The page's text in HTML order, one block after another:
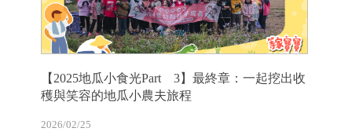
【2025地瓜小食光Part 3】最終章：一起挖出收
穫與笑容的地瓜小農夫旅程
2026/02/25